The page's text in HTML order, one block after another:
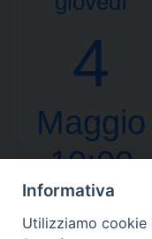
4
Maggio
10:00
Informativa
Utilizziamo